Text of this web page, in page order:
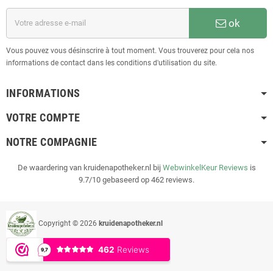
ok
Vous pouvez vous désinscrire à tout moment. Vous trouverez pour cela nos
informations de contact dans les conditions d'utilisation du site.
INFORMATIONS
VOTRE COMPTE
NOTRE COMPAGNIE
De waardering van kruidenapotheker.nl bij WebwinkelKeur Reviews is
9.7/10 gebaseerd op 462 reviews.
Copyright © 2026 kruidenapotheker.nl